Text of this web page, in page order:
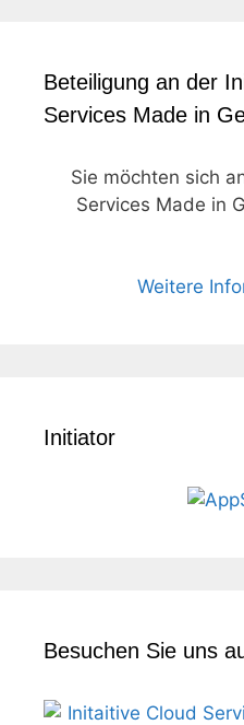
Beteiligung an der
Services Made in
Sie möchten sich
Services Made in
Weitere
Initiator
Besuchen Sie uns